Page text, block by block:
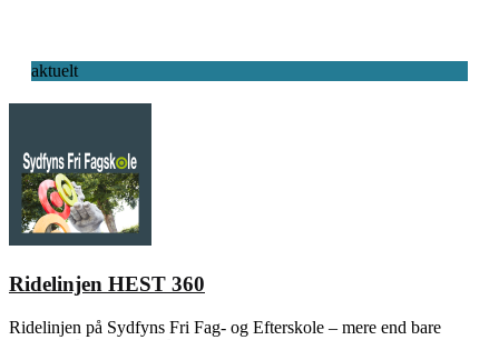
aktuelt
Ridelinjen HEST 360
Ridelinjen på Sydfyns Fri Fag- og Efterskole – mere end bare